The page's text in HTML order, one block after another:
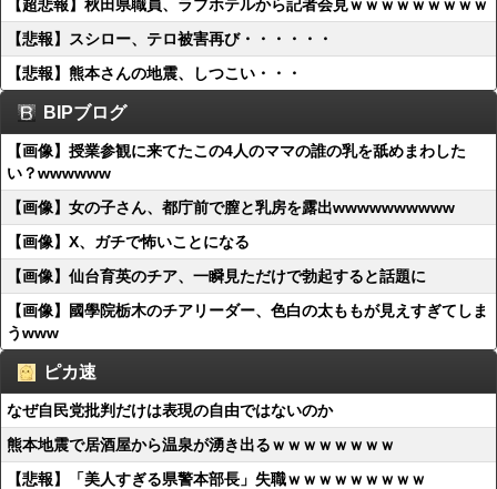
【超悲報】秋田県職員、ラブホテルから記者会見ｗｗｗｗｗｗｗｗｗ
【悲報】スシロー、テロ被害再び・・・・・・
【悲報】熊本さんの地震、しつこい・・・
BIPブログ
【画像】授業参観に来てたこの4人のママの誰の乳を舐めまわした
い？wwwwww
【画像】女の子さん、都庁前で膣と乳房を露出wwwwwwwwww
【画像】X、ガチで怖いことになる
【画像】仙台育英のチア、一瞬見ただけで勃起すると話題に
【画像】國學院栃木のチアリーダー、色白の太ももが見えすぎてしま
うwww
ピカ速
なぜ自民党批判だけは表現の自由ではないのか
熊本地震で居酒屋から温泉が湧き出るｗｗｗｗｗｗｗｗ
【悲報】「美人すぎる県警本部長」失職ｗｗｗｗｗｗｗｗｗ